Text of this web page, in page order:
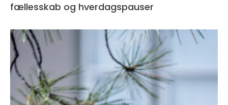
fællesskab og hverdagspauser